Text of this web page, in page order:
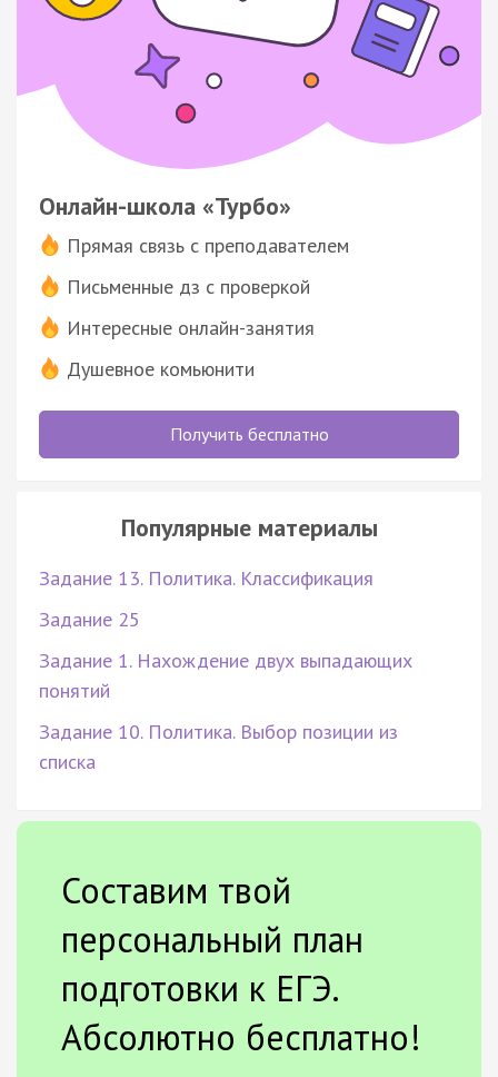
Онлайн-школа «Турбо»
Прямая связь с преподавателем
Письменные дз с проверкой
Интересные онлайн-занятия
Душевное комьюнити
Получить бесплатно
Популярные материалы
Задание 13. Политика. Классификация
Задание 25
Задание 1. Нахождение двух выпадающих
понятий
Задание 10. Политика. Выбор позиции из
списка
Составим твой
персональный план
подготовки к ЕГЭ.
Абсолютно бесплатно!